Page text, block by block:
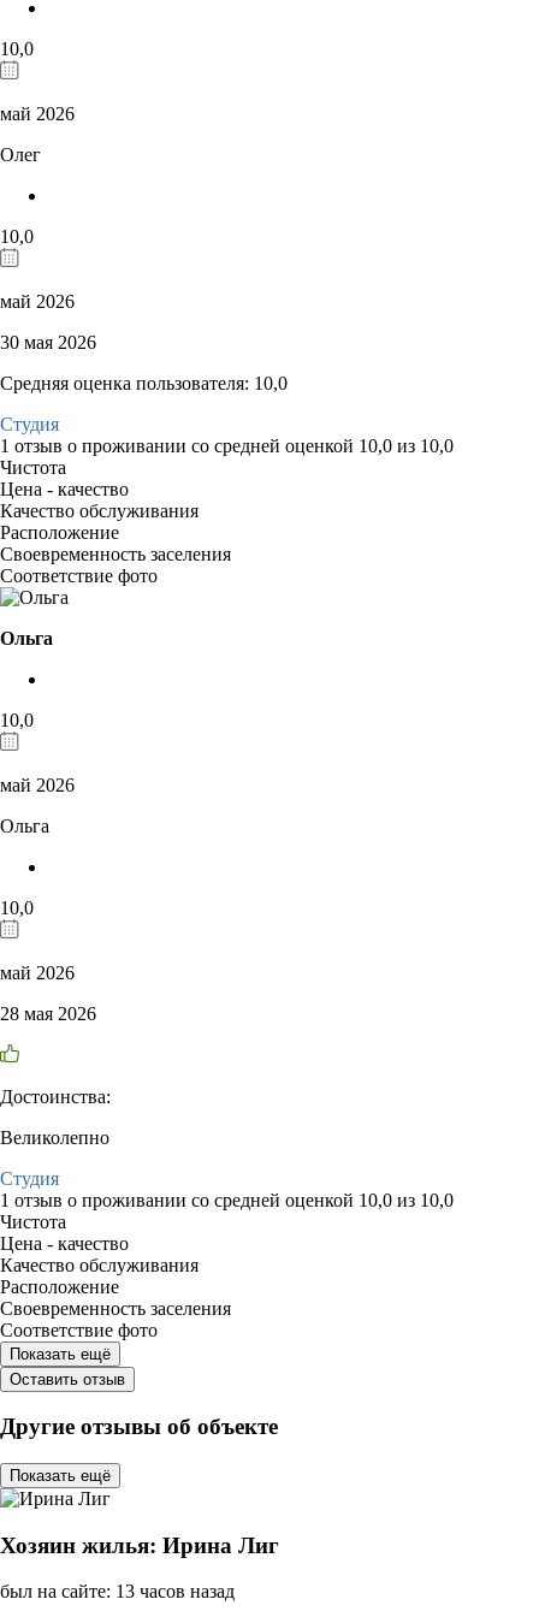
10,0
май 2026
Олег
10,0
май 2026
30 мая 2026
Средняя оценка пользователя: 10,0
Студия
1 отзыв о проживании со средней оценкой 10,0 из 10,0
Чистота
Цена - качество
Качество обслуживания
Расположение
Своевременность заселения
Соответствие фото
Ольга
10,0
май 2026
Ольга
10,0
май 2026
28 мая 2026
Достоинства:
Великолепно
Студия
1 отзыв о проживании со средней оценкой 10,0 из 10,0
Чистота
Цена - качество
Качество обслуживания
Расположение
Своевременность заселения
Соответствие фото
Показать ещё
Оставить отзыв
Другие отзывы об объекте
Показать ещё
Хозяин жилья: Ирина Лиг
был на сайте: 13 часов назад